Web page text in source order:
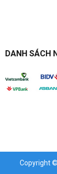
DANH SÁCH
Copyright ©